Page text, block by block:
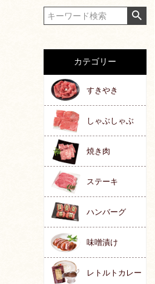
カテゴリー
すきやき
しゃぶしゃぶ
焼き肉
ステーキ
ハンバーグ
味噌漬け
レトルトカレー